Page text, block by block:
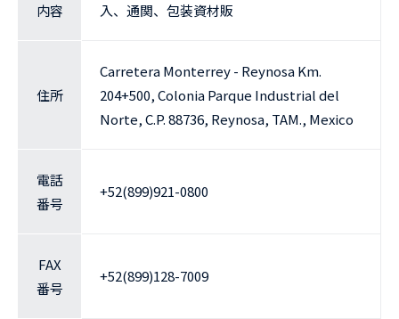
内容
入、通関、包装資材販
住所
Carretera Monterrey - Reynosa Km.
204+500, Colonia Parque Industrial del
Norte, C.P. 88736, Reynosa, TAM., Mexico
電話
番号
+52(899)921-0800
FAX
番号
+52(899)128-7009